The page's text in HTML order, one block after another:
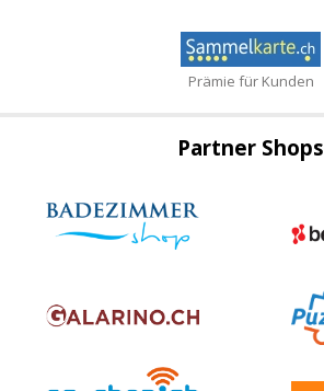
Prämie für Kunden
Partner Shops